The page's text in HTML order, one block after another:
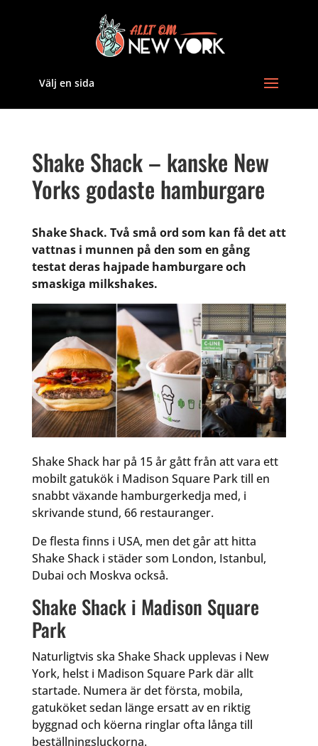
Välj en sida
Shake Shack – kanske New
Yorks godaste hamburgare
Shake Shack. Två små ord som kan få det att
vattnas i munnen på den som en gång
testat deras hajpade hamburgare och
smaskiga milkshakes.
Shake Shack har på 15 år gått från att vara ett
mobilt gatukök i Madison Square Park till en
snabbt växande hamburgerkedja med, i
skrivande stund, 66 restauranger.
De flesta finns i USA, men det går att hitta
Shake Shack i städer som London, Istanbul,
Dubai och Moskva också.
Shake Shack i Madison Square
Park
Naturligtvis ska Shake Shack upplevas i New
York, helst i Madison Square Park där allt
startade. Numera är det första, mobila,
gatuköket sedan länge ersatt av en riktig
byggnad och köerna ringlar ofta långa till
beställningsluckorna.